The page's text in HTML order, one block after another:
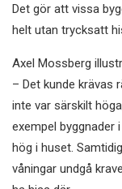
Det gör att vissa
helt utan trycksatt
Axel Mossberg
– Det kunde krävas
inte var särskilt
exempel byggnader
hög i huset.
våningar undgå